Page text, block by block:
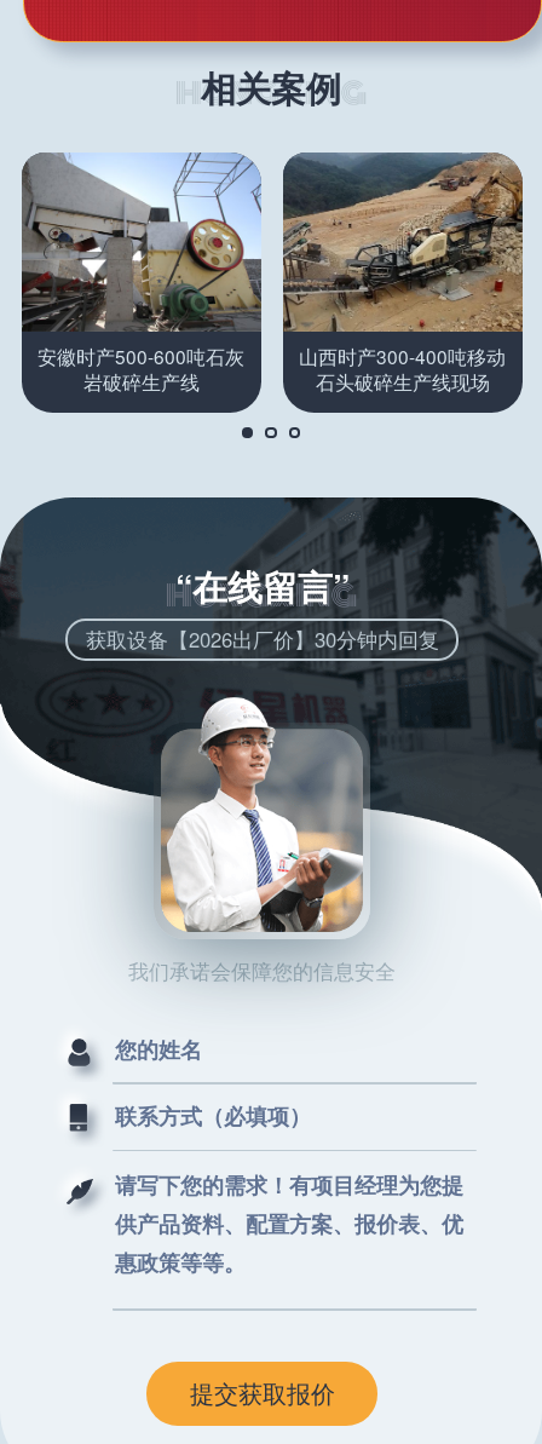
相关案例
安徽时产500-600吨石灰
岩破碎生产线
山西时产300-400吨移动
石头破碎生产线现场
“在线留言”
获取设备【2026出厂价】30分钟内回复
我们承诺会保障您的信息安全